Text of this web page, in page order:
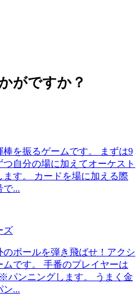
がですか？
を振るゲームです。 まずは9
自分の場に加えてオーケスト
す。 カードを場に加える際
で...
ズ
ボールを弾き飛ばせ！アクシ
です。 手番のプレイヤーは
パンニングします。 うまく金
ン...